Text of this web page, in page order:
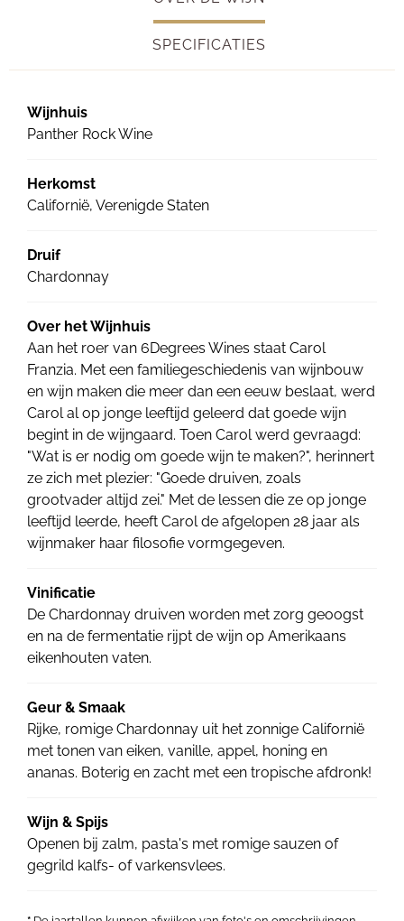
SPECIFICATIES
Wijnhuis
Panther Rock Wine
Herkomst
Californië, Verenigde Staten
Druif
Chardonnay
Over het Wijnhuis
Aan het roer van 6Degrees Wines staat Carol
Franzia. Met een familiegeschiedenis van wijnbouw
en wijn maken die meer dan een eeuw beslaat, werd
Carol al op jonge leeftijd geleerd dat goede wijn
begint in de wijngaard. Toen Carol werd gevraagd:
"Wat is er nodig om goede wijn te maken?", herinnert
ze zich met plezier: "Goede druiven, zoals
grootvader altijd zei." Met de lessen die ze op jonge
leeftijd leerde, heeft Carol de afgelopen 28 jaar als
wijnmaker haar filosofie vormgegeven.
Vinificatie
De Chardonnay druiven worden met zorg geoogst
en na de fermentatie rijpt de wijn op Amerikaans
eikenhouten vaten.
Geur & Smaak
Rijke, romige Chardonnay uit het zonnige Californië
met tonen van eiken, vanille, appel, honing en
ananas. Boterig en zacht met een tropische afdronk!
Wijn & Spijs
Openen bij zalm, pasta's met romige sauzen of
gegrild kalfs- of varkensvlees.